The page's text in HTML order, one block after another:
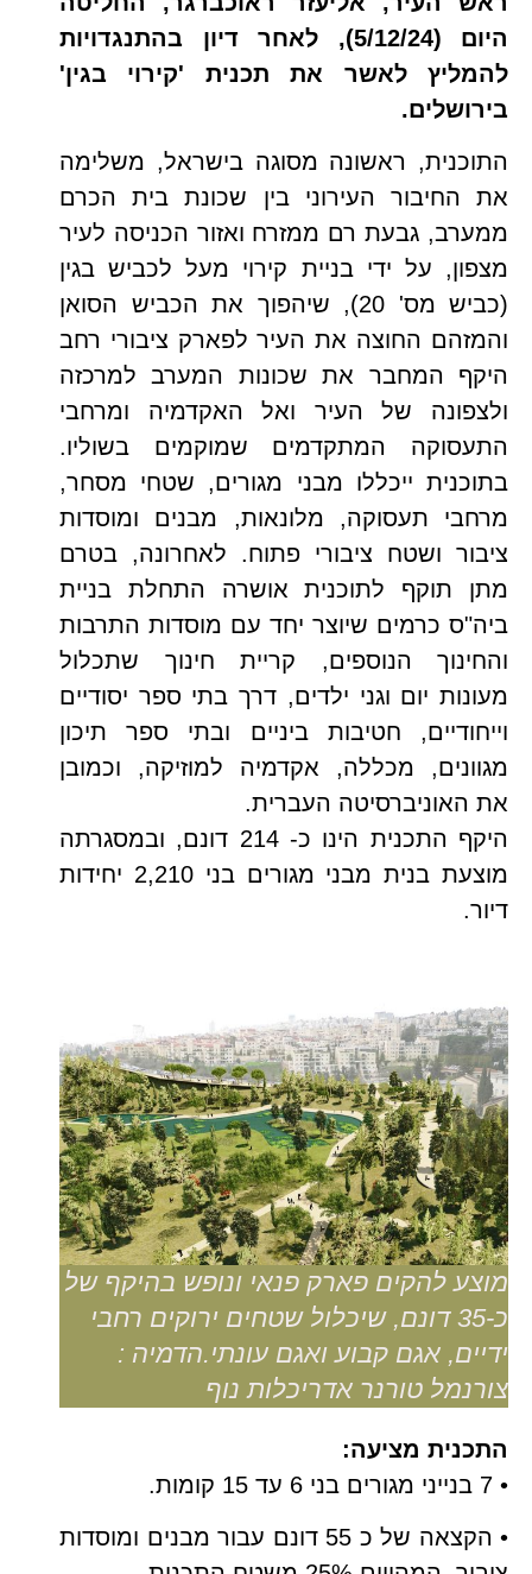
היום (5/12/24), לאחר דיון בהתנגדויות
להמליץ לאשר את תכנית 'קירוי בגין'
בירושלים.
התוכנית, ראשונה מסוגה בישראל, משלימה
את החיבור העירוני בין שכונת בית הכרם
ממערב, גבעת רם ממזרח ואזור הכניסה לעיר
מצפון, על ידי בניית קירוי מעל לכביש בגין
(כביש מס' 20), שיהפוך את הכביש הסואן
והמזהם החוצה את העיר לפארק ציבורי רחב
היקף המחבר את שכונות המערב למרכזה
ולצפונה של העיר ואל האקדמיה ומרחבי
התעסוקה המתקדמים שמוקמים בשוליו.
בתוכנית ייכללו מבני מגורים, שטחי מסחר,
מרחבי תעסוקה, מלונאות, מבנים ומוסדות
ציבור ושטח ציבורי פתוח. לאחרונה, בטרם
מתן תוקף לתוכנית אושרה התחלת בניית
ביה"ס כרמים שיוצר יחד עם מוסדות התרבות
והחינוך הנוספים, קריית חינוך שתכלול
מעונות יום וגני ילדים, דרך בתי ספר יסודיים
וייחודיים, חטיבות ביניים ובתי ספר תיכון
מגוונים, מכללה, אקדמיה למוזיקה, וכמובן
את האוניברסיטה העברית.
היקף התכנית הינו כ- 214 דונם, ובמסגרתה
מוצעת בנית מבני מגורים בני 2,210 יחידות
דיור.
מוצע להקים פארק פנאי ונופש בהיקף של
כ-35 דונם, שיכלול שטחים ירוקים רחבי
ידיים, אגם קבוע ואגם עונתי.הדמיה :
צורנמל טורנר אדריכלות נוף
התכנית מציעה:
• 7 בנייני מגורים בני 6 עד 15 קומות.
• הקצאה של כ 55 דונם עבור מבנים ומוסדות